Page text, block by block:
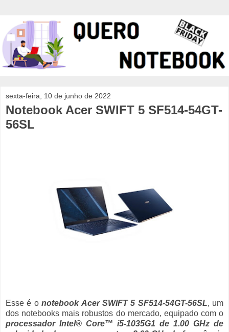
sexta-feira, 10 de junho de 2022
Notebook Acer SWIFT 5 SF514-54GT-
56SL
Esse é onotebook Acer SWIFT 5 SF514-54GT-56SL, um
dos notebooks mais robustos do mercado, equipado com o
processador Intel® Core™ i5-1035G1 de 1.00 GHz de